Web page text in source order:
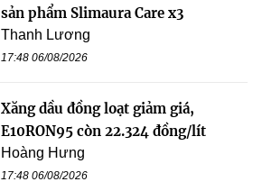
sản phẩm Slimaura Care x3
Thanh Lương
17:48 06/08/2026
Xăng dầu đồng loạt giảm giá,
E10RON95 còn 22.324 đồng/lít
Hoàng Hưng
17:48 06/08/2026